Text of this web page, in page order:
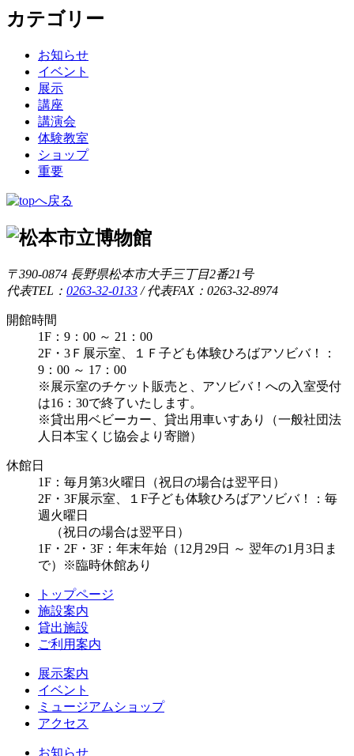
カテゴリー
お知らせ
イベント
展示
講座
講演会
体験教室
ショップ
重要
〒390-0874 長野県松本市大手三丁目2番21号
代表TEL： 0263-32-0133 /代表FAX：0263-32-8974
開館時間
1F：9：00 ～ 21：00
2F・3Ｆ展示室、１Ｆ子ども体験ひろばアソビバ！：
9：00 ～ 17：00
※展示室のチケット販売と、アソビバ！への入室受付
は16：30で終了いたします。
※貸出用ベビーカー、貸出用車いすあり（一般社団法
人日本宝くじ協会より寄贈）
休館日
1F：毎月第3火曜日（祝日の場合は翌平日）
2F・3F展示室、１F子ども体験ひろばアソビバ！：毎
週火曜日
（祝日の場合は翌平日）
1F・2F・3F：年末年始（12月29日 ～ 翌年の1月3日ま
で）※臨時休館あり
トップページ
施設案内
貸出施設
ご利用案内
展示案内
イベント
ミュージアムショップ
アクセス
お知らせ